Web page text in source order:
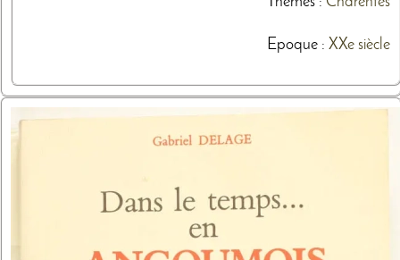
Epoque : XXe siècle